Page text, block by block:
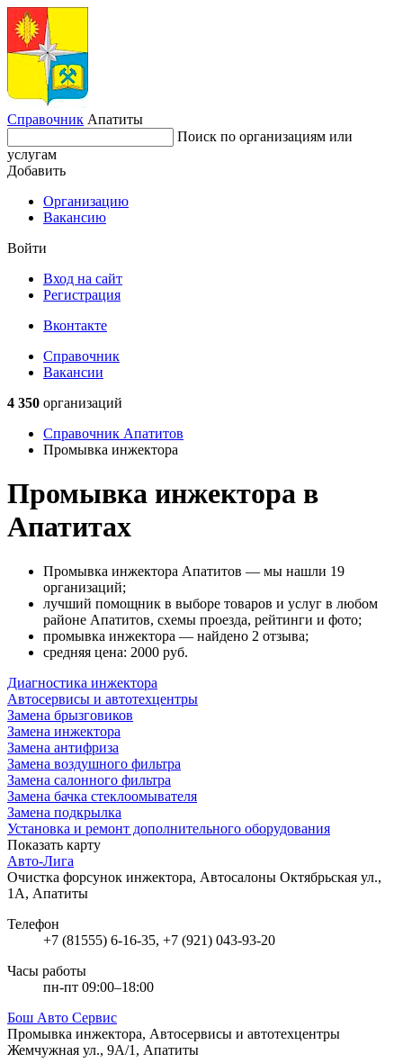
Справочник Апатиты
Поиск по организациям или
услугам
Добавить
Организацию
Вакансию
Войти
Вход на сайт
Регистрация
Вконтакте
Справочник
Вакансии
4 350 организаций
Справочник Апатитов
Промывка инжектора
Промывка инжектора в
Апатитах
Промывка инжектора Апатитов — мы нашли 19
организаций;
лучший помощник в выборе товаров и услуг в любом
районе Апатитов, схемы проезда, рейтинги и фото;
промывка инжектора — найдено 2 отзыва;
cредняя цена: 2000 руб.
Диагностика инжектора
Автосервисы и автотехцентры
Замена брызговиков
Замена инжектора
Замена антифриза
Замена воздушного фильтра
Замена салонного фильтра
Замена бачка стеклоомывателя
Замена подкрылка
Установка и ремонт дополнительного оборудования
Показать карту
Авто-Лига
Очистка форсунок инжектора, Автосалоны Октябрьская ул.,
1А, Апатиты
Телефон
+7 (81555) 6-16-35, +7 (921) 043-93-20
Часы работы
пн-пт 09:00–18:00
Бош Авто Сервис
Промывка инжектора, Автосервисы и автотехцентры
Жемчужная ул., 9А/1, Апатиты